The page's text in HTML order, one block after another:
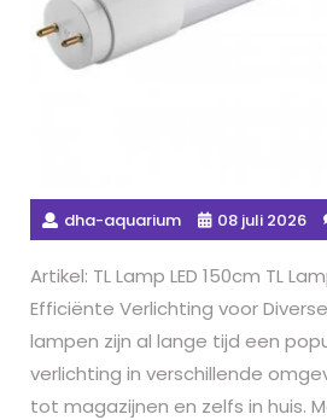
dha-aquarium 08 juli 2026
Artikel: TL Lamp LED 150cm TL
Efficiënte Verlichting voor
lampen zijn al lange tijd een
verlichting in verschillende
tot magazijnen en zelfs in huis.